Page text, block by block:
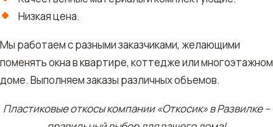
Низкая цена.
Мы работаем с разными заказчиками, желающими
поменять окна в квартире, коттедже или многоэтажном
доме. Выполняем заказы различных объемов.
Пластиковые откосы компании «Откосик» в Развилке –